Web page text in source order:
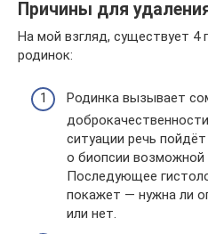
Причины для
На мой взгляд, существует 4
родинок:
Родинка вызывает
ситуации речь
о биопсии возможной
Последующее
покажет — нужна ли
или нет.